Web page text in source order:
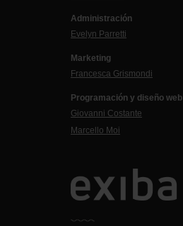
Administración
Evelyn Parretti
Marketing
Francesca Grismondi
Programación y diseño web
Giovanni Costante
Marcello Moi